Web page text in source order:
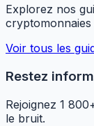
Explorez nos
Voir tous les
Restez
Rejoignez 1
le bruit.